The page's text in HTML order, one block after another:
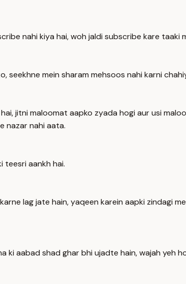
nahi kiya hai, woh jaldi subscribe kare
seekhne mein sharam mehsoos nahi karni
jitni maloomat aapko zyada hogi aur usi
nazar nahi aata.
teesri aankh hai.
lag jate hain, yaqeen karein aapki zindagi
ki aabad shad ghar bhi ujadte hain, wajah yeh